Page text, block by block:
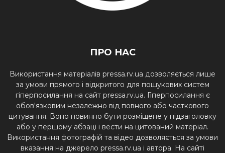
ПРО НАС
Використання матеріалів pressa.rv.ua дозволяється лише
за умови прямого і відкритого для пошукових систем
гіперпосилання на сайт pressa.rv.ua. Гіперпосилання є
обов'язковим незалежно від повного або часткового
цитування. Воно повинно бути розміщене у підзаголовку
або у першому абзаці і вести на цитований матеріал.
Використання фотографій та відео дозволяється за умови
вказання на джерело pressa.rv.ua і автора. На сайті